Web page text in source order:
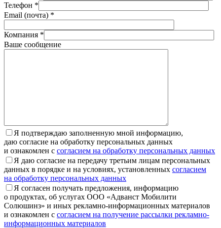
Телефон *
Email (почта) *
Компания *
Ваше сообщение
Я подтверждаю заполненную мной информацию,
даю согласие на обработку персональных данных
и ознакомлен с согласием на обработку персональных данных
Я даю согласие на передачу третьим лицам персональных
данных в порядке и на условиях, установленных согласием
на обработку персональных данных
Я согласен получать предложения, информацию
о продуктах, об услугах ООО «Адванст Мобилити
Солюшинз» и иных рекламно-информационных материалов
и ознакомлен с согласием на получение рассылки рекламно-
информационных материалов